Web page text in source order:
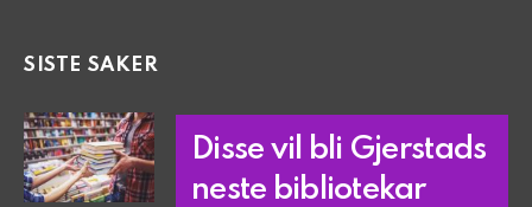
SISTE SAKER
Disse vil bli Gjerstads
neste bibliotekar